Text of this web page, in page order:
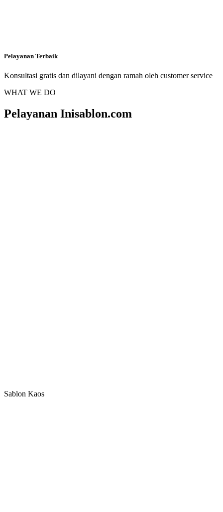
Pelayanan Terbaik
Konsultasi gratis dan dilayani dengan ramah oleh customer service
WHAT WE DO
Pelayanan Inisablon.com
Sablon Kaos